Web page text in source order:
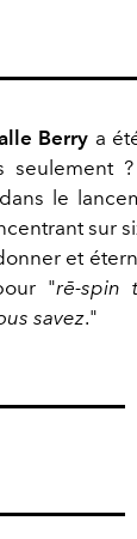
Berry a
seulement
le
sur
et
"rē-spin
savez."